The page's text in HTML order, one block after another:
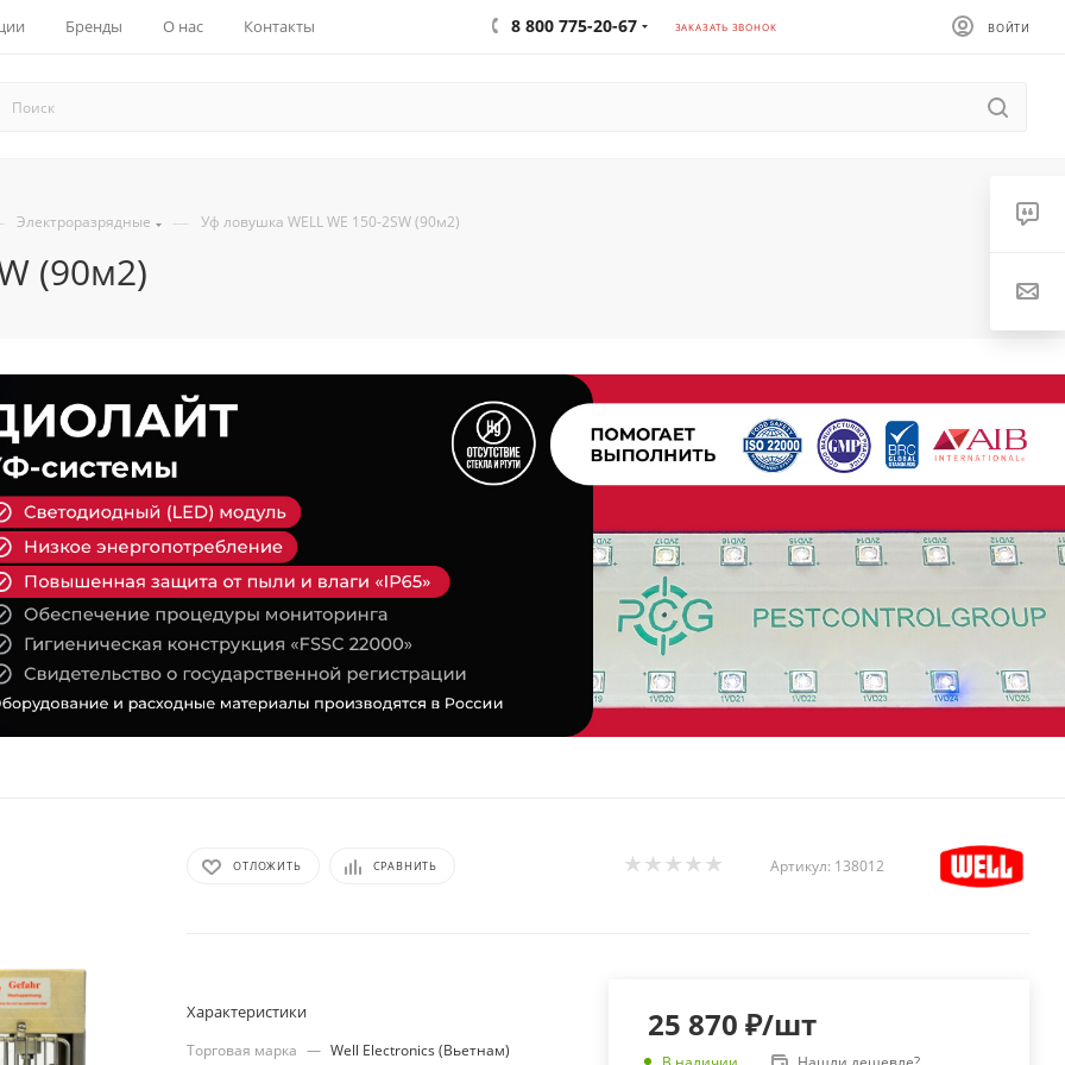
Бренды О нас Контакты 8 800 775-20-67 ЗАКАЗАТЬ ЗВОНОК ВОЙТИ
Электроразрядные — Уф ловушка WELL WE 150-2SW (90м2)
(90м2)
ОТЛОЖИТЬ СРАВНИТЬ Артикул: 138012
Характеристики
Торговая марка — Well Electronics (Вьетнам)
25 870 ₽/шт